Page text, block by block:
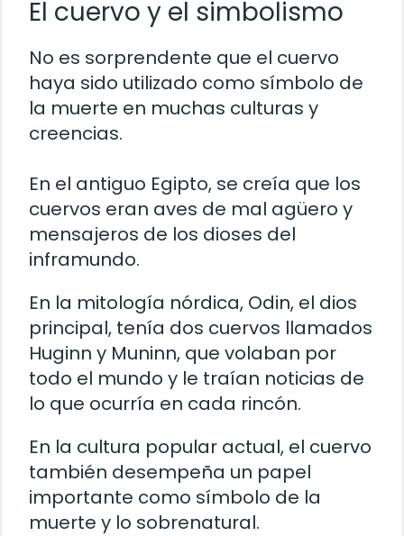
El cuervo y el simbolismo
No es sorprendente que el cuervo
haya sido utilizado como símbolo de
la muerte en muchas culturas y
creencias.
En el antiguo Egipto, se creía que los
cuervos eran aves de mal agüero y
mensajeros de los dioses del
inframundo.
En la mitología nórdica, Odin, el dios
principal, tenía dos cuervos llamados
Huginn y Muninn, que volaban por
todo el mundo y le traían noticias de
lo que ocurría en cada rincón.
En la cultura popular actual, el cuervo
también desempeña un papel
importante como símbolo de la
muerte y lo sobrenatural.